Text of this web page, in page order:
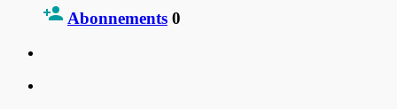
Abonnements 0